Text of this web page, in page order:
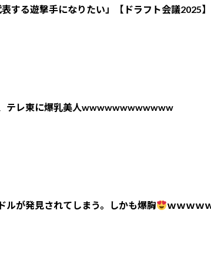
する遊撃手になりたい」【ドラフト会議2025】
テレ東に爆乳美人wwwwwwwwwwww
ルが発見されてしまう。しかも爆胸 ｗｗｗｗ